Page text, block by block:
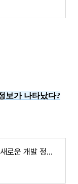
보가 나타났다?
Apple iMac Pro 에 대한 새로운 개발 정보가 나타났다? 그 정보는 무엇인가?